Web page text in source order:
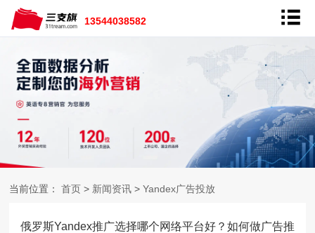
13544038582
当前位置： 首页 > 新闻资讯 > Yandex广告投放
俄罗斯Yandex推广选择哪个网络平台好？如何做广告推